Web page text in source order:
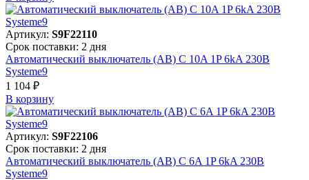
Артикул: S9F22110
Срок поставки: 2 дня
Автоматический выключатель (АВ) C 10A 1P 6kA 230В
Systeme9
1 104 ₽
В корзинy
Артикул: S9F22106
Срок поставки: 2 дня
Автоматический выключатель (АВ) C 6A 1P 6kA 230В
Systeme9